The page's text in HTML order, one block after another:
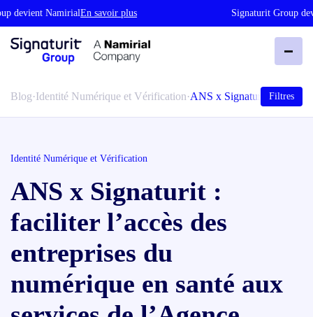
devient NamirialEn savoir plus Signaturit Group
Blog·Identité Numérique et Vérification·ANS x Signatur…Filtres
Identité Numérique et Vérification
ANS x Signaturit :
faciliter l’accès des
entreprises du
numérique en santé aux